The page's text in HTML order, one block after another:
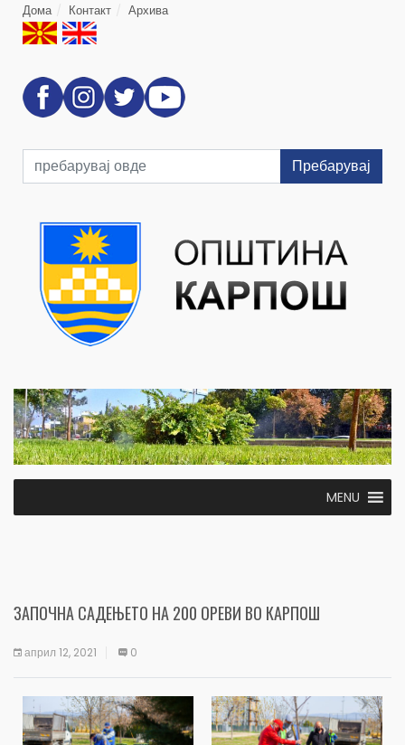
Дома Контакт Архива
Пребарувај
MENU
ЗАПОЧНА САДЕЊЕТО НА 200 ОРЕВИ ВО КАРПОШ
април 12, 2021 0